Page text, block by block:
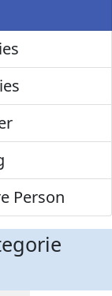
Person